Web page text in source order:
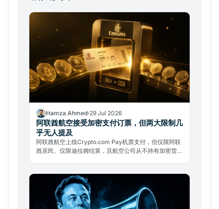
Hamza Ahmed 29 Jul 2026
阿联酋航空接受加密支付订票，但两大限制几
乎无人提及
阿联酋航空上线Crypto.com Pay机票支付，但仅限阿联
酋居民、仅限迪拉姆结算，且航空公司从不持有加密货